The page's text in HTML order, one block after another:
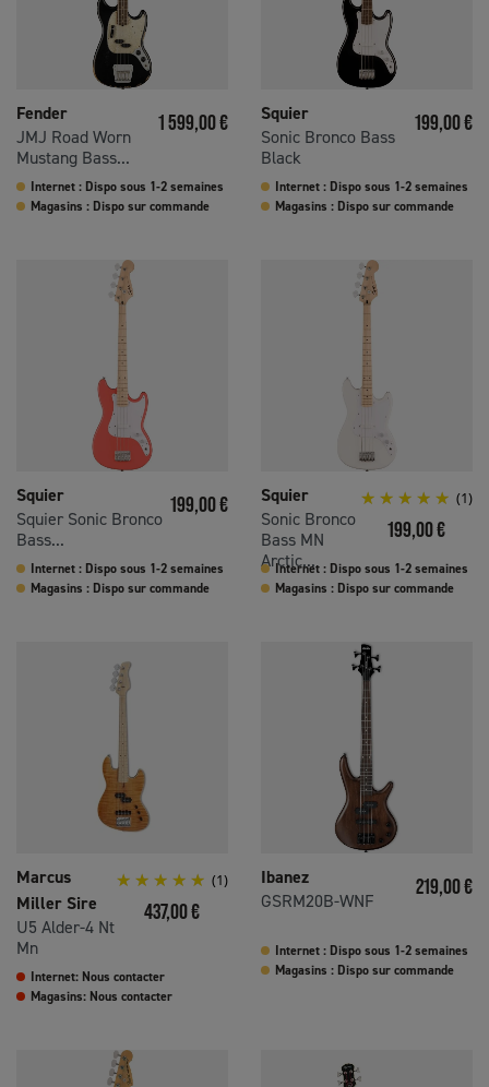
Fender
JMJ Road Worn
Mustang Bass...
Prix
1 599,00 €
Internet : Dispo sous 1-2 semaines
Magasins : Dispo sur commande
Squier
Sonic Bronco Bass
Black
Prix
199,00 €
Internet : Dispo sous 1-2 semaines
Magasins : Dispo sur commande
Squier
Squier Sonic Bronco
Bass...
Prix
199,00 €
Internet : Dispo sous 1-2 semaines
Magasins : Dispo sur commande
Squier
Sonic Bronco
Bass MN
Arctic...
(1)
Prix
199,00 €
Internet : Dispo sous 1-2 semaines
Magasins : Dispo sur commande
Marcus
Miller Sire
U5 Alder-4 Nt
Mn
(1)
Prix
437,00 €
Internet: Nous contacter
Magasins: Nous contacter
Ibanez
GSRM20B-WNF
Prix
219,00 €
Internet : Dispo sous 1-2 semaines
Magasins : Dispo sur commande